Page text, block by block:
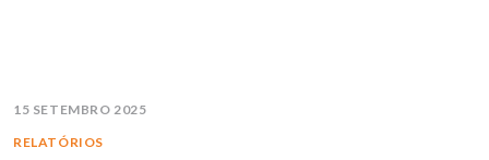
15 SETEMBRO 2025
RELATÓRIOS